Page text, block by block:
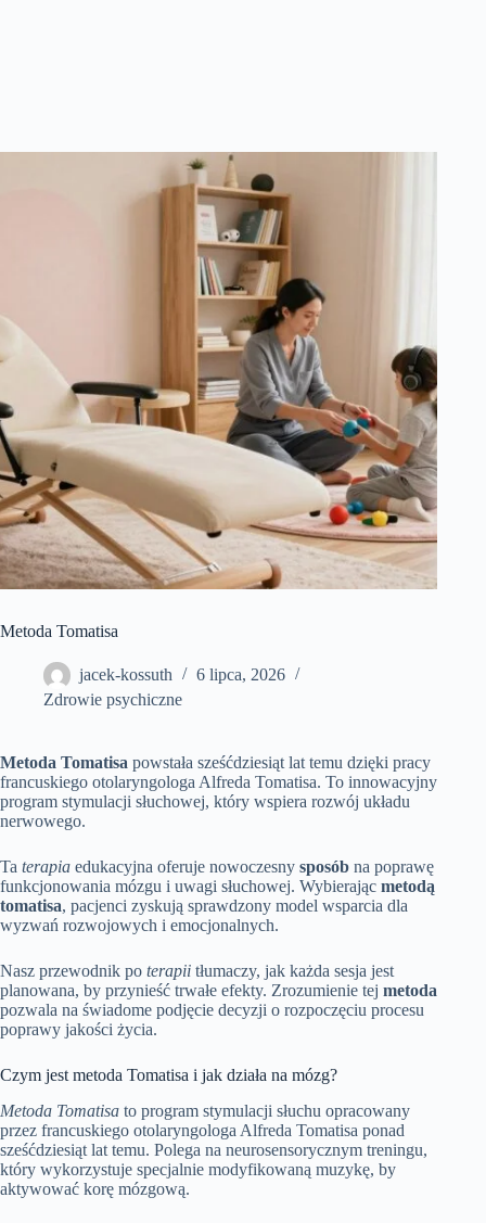
Metoda Tomatisa
jacek-kossuth
6 lipca, 2026
Zdrowie psychiczne
Metoda Tomatisa powstała sześćdziesiąt lat temu dzięki pracy
francuskiego otolaryngologa Alfreda Tomatisa. To innowacyjny
program stymulacji słuchowej, który wspiera rozwój układu
nerwowego.
Ta terapia edukacyjna oferuje nowoczesny sposób na poprawę
funkcjonowania mózgu i uwagi słuchowej. Wybierając metodą
tomatisa, pacjenci zyskują sprawdzony model wsparcia dla
wyzwań rozwojowych i emocjonalnych.
Nasz przewodnik po terapii tłumaczy, jak każda sesja jest
planowana, by przynieść trwałe efekty. Zrozumienie tej metoda
pozwala na świadome podjęcie decyzji o rozpoczęciu procesu
poprawy jakości życia.
Czym jest metoda Tomatisa i jak działa na mózg?
Metoda Tomatisa to program stymulacji słuchu opracowany
przez francuskiego otolaryngologa Alfreda Tomatisa ponad
sześćdziesiąt lat temu. Polega na neurosensorycznym treningu,
który wykorzystuje specjalnie modyfikowaną muzykę, by
aktywować korę mózgową.